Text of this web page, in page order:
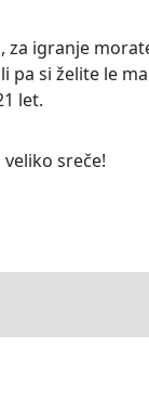
za igranje
pa si želite le
let.
sreče!